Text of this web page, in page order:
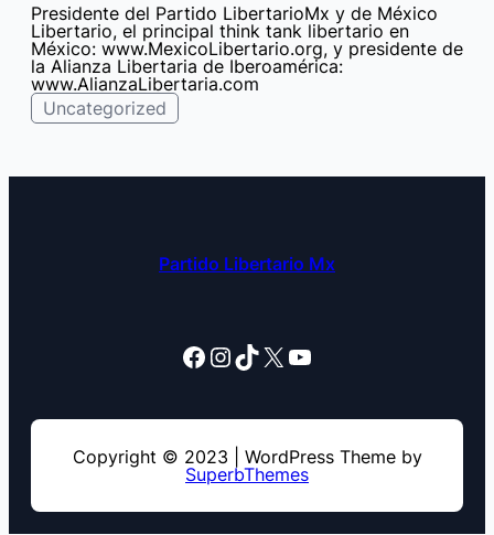
Presidente del Partido LibertarioMx y de México
Libertario, el principal think tank libertario en
México: www.MexicoLibertario.org, y presidente de
la Alianza Libertaria de Iberoamérica:
www.AlianzaLibertaria.com
Uncategorized
Partido Libertario Mx
Facebook InstagramTikTok X YouTube
Copyright © 2023 | WordPress Theme by
SuperbThemes